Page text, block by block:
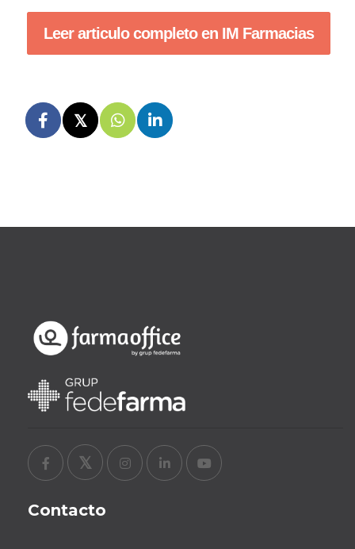
Leer articulo completo en IM Farmacias
Contacto